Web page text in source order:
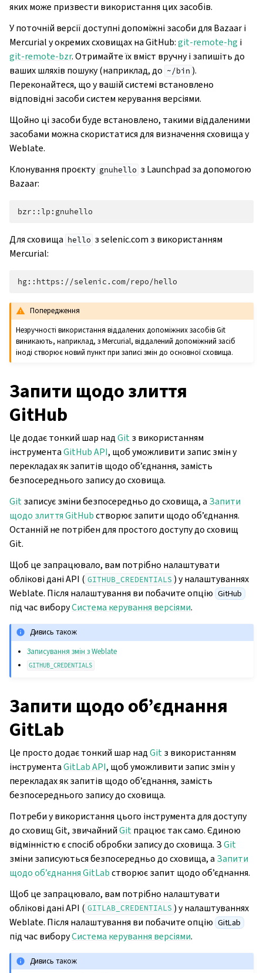
яких може призвести використання цих засобів.
У поточній версії доступні допоміжні засоби для Bazaar і
Mercurial у окремих сховищах на GitHub:git-remote-hg і
git-remote-bzr. Отримайте їх вміст вручну і запишіть до
ваших шляхів пошуку (наприклад, до ~/bin ).
Переконайтеся, що у вашій системі встановлено
відповідні засоби систем керування версіями.
Щойно ці засоби буде встановлено, такими віддаленими
засобами можна скористатися для визначення сховища у
Weblate.
Клонування проєкту gnuhello з Launchpad за допомогою
Bazaar:
Для сховища hello з selenic.com з використанням
Mercurial:
Попередження
Незручності використання віддалених допоміжних засобів Git
виникають, наприклад, з Mercurial, віддалений допоміжний засіб
іноді створює новий пункт при записі змін до основної сховища.
Запити щодо злиття
GitHub
Це додає тонкий шар надGitз використанням
інструментаGitHub API, щоб уможливити запис змін у
перекладах як запитів щодо об’єднання, замість
безпосереднього запису до сховища.
Gitзаписує зміни безпосередньо до сховища, а Запити
щодо злиття GitHubстворює запити щодо об’єднання.
Останній не потрібен для простого доступу до сховищ
Git.
Щоб це запрацювало, вам потрібно налаштувати
облікові дані API ( GITHUB_CREDENTIALS ) у налаштуваннях
Weblate. Після налаштування ви побачите опцію GitHub
під час виборуСистема керування версіями.
Дивись також
Записування змін з Weblate
GITHUB_CREDENTIALS
Запити щодо об’єднання
GitLab
Це просто додає тонкий шар надGitз використанням
інструментаGitLab API, щоб уможливити запис змін у
перекладах як запитів щодо об’єднання, замість
безпосереднього запису до сховища.
Потреби у використання цього інструмента для доступу
до сховищ Git, звичайнийGitпрацює так само. Єдиною
відмінністю є спосіб обробки запису до сховища. ЗGit
зміни записуються безпосередньо до сховища, а Запити
щодо об’єднання GitLabстворює запит щодо об’єднання.
Щоб це запрацювало, вам потрібно налаштувати
облікові дані API ( GITLAB_CREDENTIALS ) у налаштуваннях
Weblate. Після налаштування ви побачите опцію GitLab
під час виборуСистема керування версіями.
Дивись також